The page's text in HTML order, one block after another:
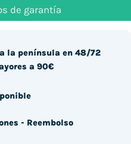
de garantía
la península en 48/72
a 90€
- Reembolso